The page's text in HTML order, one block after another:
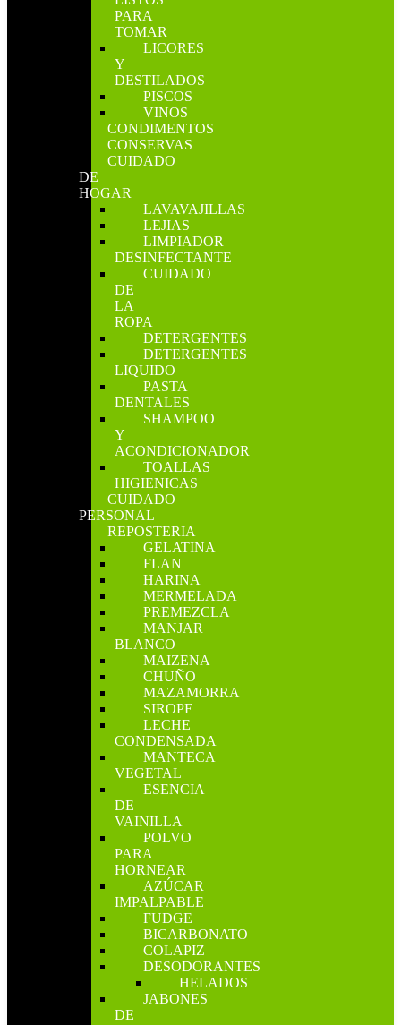
PARA
TOMAR
LICORES
Y
DESTILADOS
PISCOS
VINOS
CONDIMENTOS
CONSERVAS
CUIDADO
DE
HOGAR
LAVAVAJILLAS
LEJIAS
LIMPIADOR
DESINFECTANTE
CUIDADO
DE
LA
ROPA
DETERGENTES
DETERGENTES
LIQUIDO
PASTA
DENTALES
SHAMPOO
Y
ACONDICIONADOR
TOALLAS
HIGIENICAS
CUIDADO
PERSONAL
REPOSTERIA
GELATINA
FLAN
HARINA
MERMELADA
PREMEZCLA
MANJAR
BLANCO
MAIZENA
CHUÑO
MAZAMORRA
SIROPE
LECHE
CONDENSADA
MANTECA
VEGETAL
ESENCIA
DE
VAINILLA
POLVO
PARA
HORNEAR
AZÚCAR
IMPALPABLE
FUDGE
BICARBONATO
COLAPIZ
DESODORANTES
HELADOS
JABONES
DE